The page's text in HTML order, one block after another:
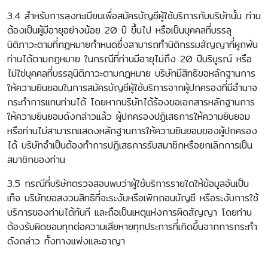
3.4 สำหรับการลงทะเบียนเพื่อสมัครบัญชีผู้ใช้บริการกับบริษัทนั้น ท่าน
ต้องเป็นผู้มีอายุอย่างน้อย 20 ปี ขึ้นไป หรือเป็นบุคคลที่บรรลุ
นิติภาวะตามที่กฎหมายกำหนดซึ่งสามารถทำนิติกรรมสัญญาที่ผูกพัน
ท่านได้ตามกฎหมาย ในกรณีที่ท่านมีอายุไม่ถึง 20 ปีบริบูรณ์ หรือ
ไม่ใช่บุคคลที่บรรลุนิติภาวะตามกฎหมาย บริษัทมีสิทธิขอหลักฐานการ
ให้ความยินยอมในการสมัครบัญชีผู้ใช้บริการจากผู้ปกครองที่มีอำนาจ
กระทำการแทนท่านได้ โดยหากบริษัทได้ร้องขอเอกสารหลักฐานการ
ให้ความยินยอมดังกล่าวแล้ว ผู้ปกครองปฏิเสธการให้ความยินยอม
หรือท่านไม่สามารถแสดงหลักฐานการให้ความยินยอมของผู้ปกครอง
ได้ บริษัทจำเป็นต้องทำการปฏิเสธการรับสมาชิกหรือยกเลิกการเป็น
สมาชิกของท่าน
3.5 กรณีที่บริษัทตรวจสอบพบว่าผู้ใช้บริการรายใดให้ข้อมูลอันเป็น
เท็จ บริษัทขอสงวนสิทธิที่จะระงับหรือเพิกถอนบัญชี หรือระงับการใช้
บริการของท่านได้ทันที และถือเป็นเหตุแห่งการผิดสัญญา โดยท่าน
ต้องรับผิดชอบทุกต่อความเสียหายทุกประการที่เกิดขึ้นจากการกระทำ
ดังกล่าว ทั้งทางแพ่งและอาญา